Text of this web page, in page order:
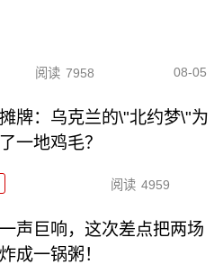
阅读 7958 08-05
牌：乌克兰的\"北约梦\"为
一地鸡毛？
阅读 4959
声巨响，这次差点把两场
成一锅粥！